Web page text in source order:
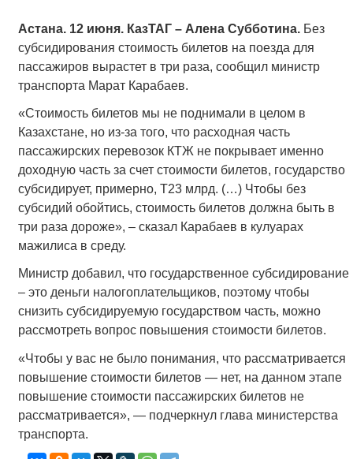
Астана. 12 июня. КазТАГ – Алена Субботина. Без
субсидирования стоимость билетов на поезда для
пассажиров вырастет в три раза, сообщил министр
транспорта Марат Карабаев.
«Стоимость билетов мы не поднимали в целом в
Казахстане, но из-за того, что расходная часть
пассажирских перевозок КТЖ не покрывает именно
доходную часть за счет стоимости билетов, государство
субсидирует, примерно, Т23 млрд. (…) Чтобы без
субсидий обойтись, стоимость билетов должна быть в
три раза дороже», – сказал Карабаев в кулуарах
мажилиса в среду.
Министр добавил, что государственное субсидирование
– это деньги налогоплательщиков, поэтому чтобы
снизить субсидируемую государством часть, можно
рассмотреть вопрос повышения стоимости билетов.
«Чтобы у вас не было понимания, что рассматривается
повышение стоимости билетов — нет, на данном этапе
повышение стоимости пассажирских билетов не
рассматривается», — подчеркнул глава министерства
транспорта.